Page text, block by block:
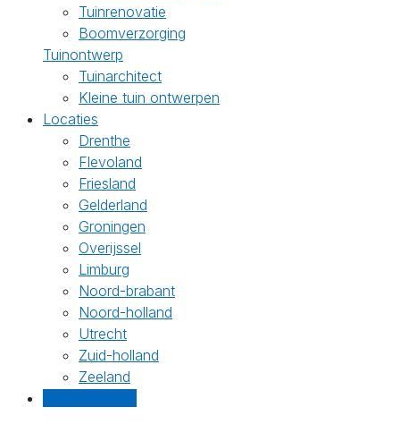
Tuinrenovatie
Boomverzorging
Tuinontwerp
Tuinarchitect
Kleine tuin ontwerpen
Locaties
Drenthe
Flevoland
Friesland
Gelderland
Groningen
Overijssel
Limburg
Noord-brabant
Noord-holland
Utrecht
Zuid-holland
Zeeland